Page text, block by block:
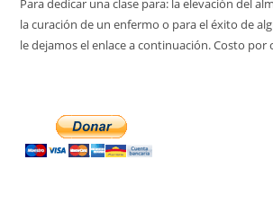
Para dedicar una clase para: la elevación del
la curación de un enfermo o para el éxito de
le dejamos el enlace a continuación. Costo por